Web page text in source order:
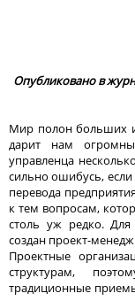
Опубликовано в
Мир полон больших
дарит нам
управленца
сильно ошибусь,
перевода
к тем вопросам,
столь уж редко.
создан проект-
Проектные
структурам,
традиционные